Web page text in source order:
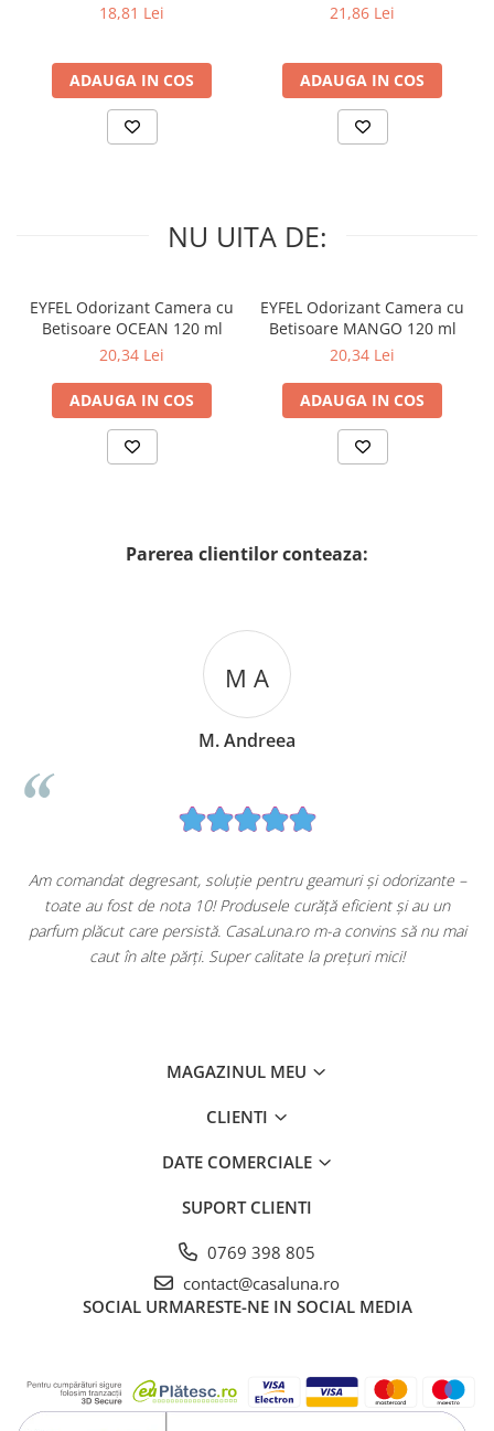
PRIMAVERA 3 buc
18,81 Lei
ADAUGA IN COS
SPRING AWAKENING 34 buc
21,86 Lei
ADAUGA IN COS
NU UITA DE:
EYFEL Odorizant Camera cu
Betisoare OCEAN 120 ml
20,34 Lei
ADAUGA IN COS
EYFEL Odorizant Camera cu
Betisoare MANGO 120 ml
20,34 Lei
ADAUGA IN COS
Parerea clientilor conteaza:
M A
M. Andreea
Am comandat degresant, soluție pentru geamuri și odorizante –
toate au fost de nota 10! Produsele curăță eficient și au un
parfum plăcut care persistă. CasaLuna.ro m-a convins să nu mai
caut în alte părți. Super calitate la prețuri mici!
MAGAZINUL MEU
CLIENTI
DATE COMERCIALE
SUPORT CLIENTI
0769 398 805
contact@casaluna.ro
SOCIAL URMARESTE-NE IN SOCIAL MEDIA